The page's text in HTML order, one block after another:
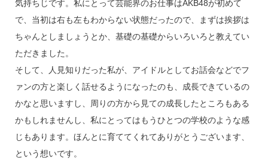
気持ちじです。私にとって芸能界のお仕事はAKB48が初めて
で、当初は右も左もわからない状態だったので、まずは挨拶は
ちゃんとしましょうとか、基礎の基礎からいろいろと教えてい
ただきました。
そして、人見知りだった私が、アイドルとしてお話会などでフ
ァンの方と楽しく話せるようになったのも、成長できているの
かなと思いますし、周りの方から見ての成長したところもある
かもしれませんし、私にとってはもうひとつの学校のような感
じもあります。ほんとに育ててくれてありがとうございます、
という想いです。